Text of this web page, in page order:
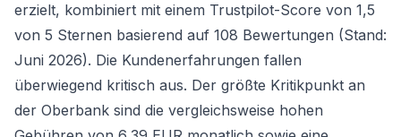
erzielt, kombiniert mit einem Trustpilot-Score von 1,5
von 5 Sternen basierend auf 108 Bewertungen (Stand:
Juni 2026). Die Kundenerfahrungen fallen
überwiegend kritisch aus. Der größte Kritikpunkt an
der Oberbank sind die vergleichsweise hohen